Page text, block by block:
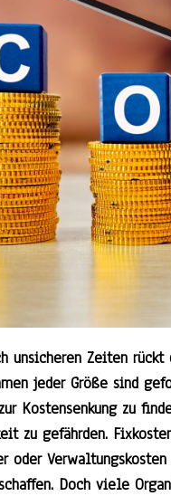
unsicheren Zeiten
jeder Größe sind
Kostensenkung zu
zu gefährden.
oder
Doch viele